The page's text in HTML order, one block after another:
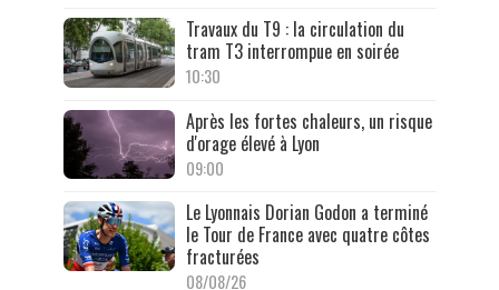
Travaux du T9 : la circulation du
tram T3 interrompue en soirée
10:30
Après les fortes chaleurs, un risque
d'orage élevé à Lyon
09:00
Le Lyonnais Dorian Godon a terminé
le Tour de France avec quatre côtes
fracturées
08/08/26